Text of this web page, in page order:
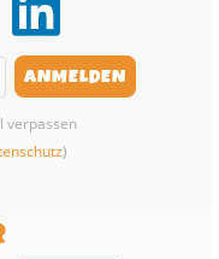
verpassen
)